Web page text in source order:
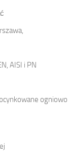
AISI i PN
ogniowo